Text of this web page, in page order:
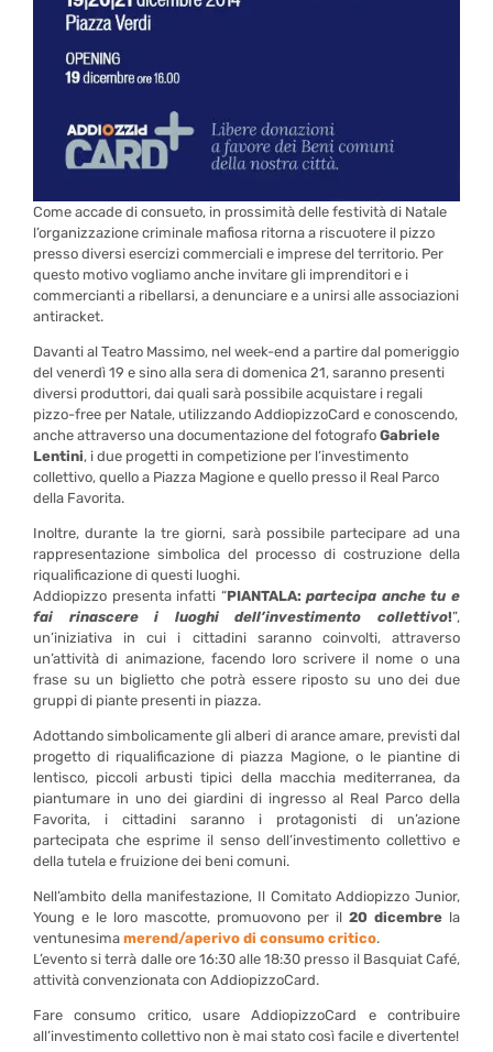
Come accade di consueto, in prossimità delle festività di Natale
l’organizzazione criminale mafiosa ritorna a riscuotere il pizzo
presso diversi esercizi commerciali e imprese del territorio. Per
questo motivo vogliamo anche invitare gli imprenditori e i
commercianti a ribellarsi, a denunciare e a unirsi alle associazioni
antiracket.
Davanti al Teatro Massimo, nel week-end a partire dal pomeriggio
del venerdì 19 e sino alla sera di domenica 21, saranno presenti
diversi produttori, dai quali sarà possibile acquistare i regali
pizzo-free per Natale, utilizzando AddiopizzoCard e conoscendo,
anche attraverso una documentazione del fotografoGabriele
Lentini, i due progetti in competizione per l’investimento
collettivo, quello a Piazza Magione e quello presso il Real Parco
della Favorita.
Inoltre, durante la tre giorni, sarà possibile partecipare ad una
rappresentazione simbolica del processo di costruzione della
riqualificazione di questi luoghi.
Addiopizzo presenta infatti “PIANTALA:partecipa anche tu e
fai rinascere i luoghi dell’investimento collettivo!”,
un’iniziativa in cui i cittadini saranno coinvolti, attraverso
un’attività di animazione, facendo loro scrivere il nome o una
frase su un biglietto che potrà essere riposto su uno dei due
gruppi di piante presenti in piazza.
Adottando simbolicamente gli alberi di arance amare, previsti dal
progetto di riqualificazione di piazza Magione, o le piantine di
lentisco, piccoli arbusti tipici della macchia mediterranea, da
piantumare in uno dei giardini di ingresso al Real Parco della
Favorita, i cittadini saranno i protagonisti di un’azione
partecipata che esprime il senso dell’investimento collettivo e
della tutela e fruizione dei beni comuni.
Nell’ambito della manifestazione, Il Comitato Addiopizzo Junior,
Young e le loro mascotte, promuovono per il 20 dicembre la
ventunesimamerend/aperivo di consumo critico.
L’evento si terrà dalle ore 16:30 alle 18:30 presso il Basquiat Café,
attività convenzionata con AddiopizzoCard.
Fare consumo critico, usare AddiopizzoCard e contribuire
all’investimento collettivo non è mai stato così facile e divertente!